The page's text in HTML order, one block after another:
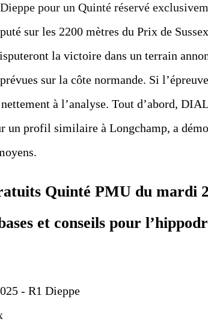
pour un Quinté réservé
sur les 2200 mètres du Prix de
la victoire dans un terrain
sur la côte normande. Si
à l’analyse. Tout d’abord,
un profil similaire à Longchamp, a
Quinté PMU du mardi
et conseils pour
- R1 Dieppe